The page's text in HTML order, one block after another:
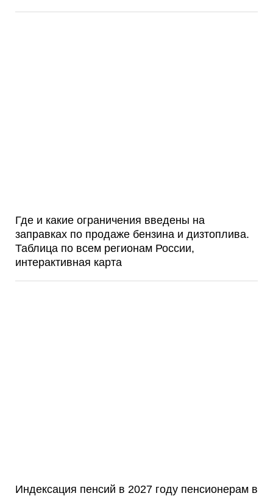
Где и какие ограничения введены на
заправках по продаже бензина и дизтоплива.
Таблица по всем регионам России,
интерактивная карта
Индексация пенсий в 2027 году пенсионерам в